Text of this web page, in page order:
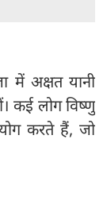
में अक्षत यानी
कई लोग विष्णु
करते हैं, जो